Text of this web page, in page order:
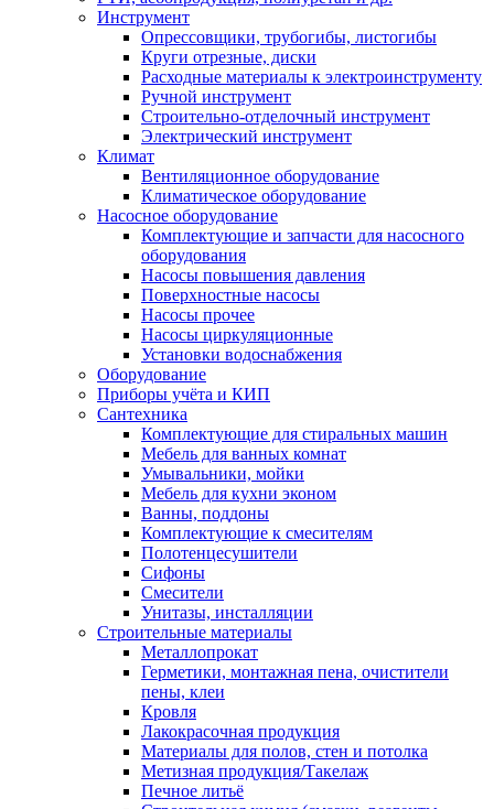
Инструмент
Опрессовщики, трубогибы, листогибы
Круги отрезные, диски
Расходные материалы к электроинструменту
Ручной инструмент
Строительно-отделочный инструмент
Электрический инструмент
Климат
Вентиляционное оборудование
Климатическое оборудование
Насосное оборудование
Комплектующие и запчасти для насосного
оборудования
Насосы повышения давления
Поверхностные насосы
Насосы прочее
Насосы циркуляционные
Установки водоснабжения
Оборудование
Приборы учёта и КИП
Сантехника
Комплектующие для стиральных машин
Мебель для ванных комнат
Умывальники, мойки
Мебель для кухни эконом
Ванны, поддоны
Комплектующие к смесителям
Полотенцесушители
Сифоны
Смесители
Унитазы, инсталляции
Строительные материалы
Металлопрокат
Герметики, монтажная пена, очистители
пены, клеи
Кровля
Лакокрасочная продукция
Материалы для полов, стен и потолка
Метизная продукция/Такелаж
Печное литьё